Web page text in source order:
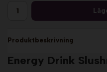
Produktbeskrivning
Energy Drink